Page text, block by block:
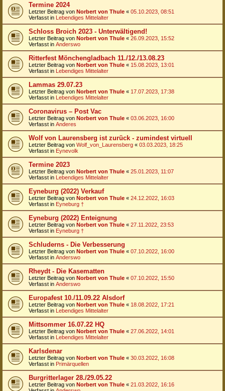
Termine 2024
Letzter Beitrag von Norbert von Thule « 05.10.2023, 08:51
Verfasst in Lebendiges Mittelalter
Schloss Broich 2023 - Unterwältigend!
Letzter Beitrag von Norbert von Thule « 26.09.2023, 15:52
Verfasst in Anderswo
Ritterfest Mönchengladbach 11./12./13.08.23
Letzter Beitrag von Norbert von Thule « 15.08.2023, 13:01
Verfasst in Lebendiges Mittelalter
Lammas 29.07.23
Letzter Beitrag von Norbert von Thule « 17.07.2023, 17:38
Verfasst in Lebendiges Mittelalter
Coronavirus – Post Vac
Letzter Beitrag von Norbert von Thule « 03.06.2023, 16:00
Verfasst in Anderes
Wolf von Laurensberg ist zurück - zumindest virtuell
Letzter Beitrag von Wolf_von_Laurensberg « 03.03.2023, 18:25
Verfasst in Eynevolk
Termine 2023
Letzter Beitrag von Norbert von Thule « 25.01.2023, 11:07
Verfasst in Lebendiges Mittelalter
Eyneburg (2022) Verkauf
Letzter Beitrag von Norbert von Thule « 24.12.2022, 16:03
Verfasst in Eyneburg †
Eyneburg (2022) Enteignung
Letzter Beitrag von Norbert von Thule « 27.11.2022, 23:53
Verfasst in Eyneburg †
Schluderns - Die Verbesserung
Letzter Beitrag von Norbert von Thule « 07.10.2022, 16:00
Verfasst in Anderswo
Rheydt - Die Kasematten
Letzter Beitrag von Norbert von Thule « 07.10.2022, 15:50
Verfasst in Anderswo
Europafest 10./11.09.22 Alsdorf
Letzter Beitrag von Norbert von Thule « 18.08.2022, 17:21
Verfasst in Lebendiges Mittelalter
Mittsommer 16.07.22 HQ
Letzter Beitrag von Norbert von Thule « 27.06.2022, 14:01
Verfasst in Lebendiges Mittelalter
Karlsdenar
Letzter Beitrag von Norbert von Thule « 30.03.2022, 16:08
Verfasst in Primärquellen
Burgritterlager 28./29.05.22
Letzter Beitrag von Norbert von Thule « 21.03.2022, 16:16